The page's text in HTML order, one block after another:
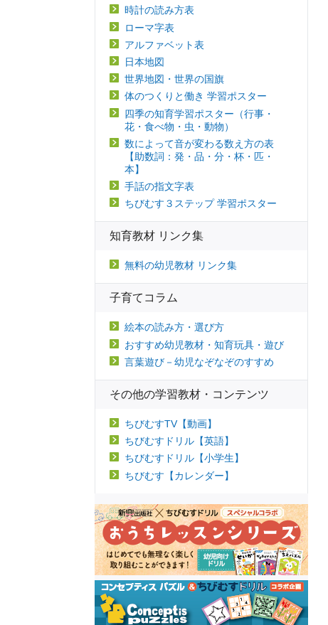
時計の読み方表
ローマ字表
アルファベット表
日本地図
世界地図・世界の国旗
体のつくりと働き 学習ポスター
四季の知育学習ポスター（行事・
花・食べ物・虫・動物）
数によって音が変わる数え方の表
【助数詞：発・品・分・杯・匹・
本】
手話の指文字表
ちびむす３ステップ 学習ポスター
知育教材 リンク集
無料の幼児教材 リンク集
子育てコラム
絵本の読み方・選び方
おすすめ幼児教材・知育玩具・遊び
言葉遊び－幼児なぞなぞのすすめ
その他の学習教材・コンテンツ
ちびむすTV【動画】
ちびむすドリル【英語】
ちびむすドリル【小学生】
ちびむす【カレンダー】